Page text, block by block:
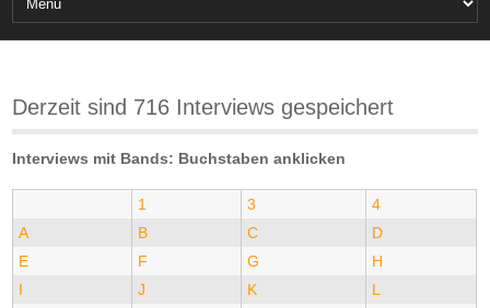
Derzeit sind 716 Interviews gespeichert
Interviews mit Bands: Buchstaben anklicken
1 3
4
A
B C
D
E
F G
H
I
J K
L